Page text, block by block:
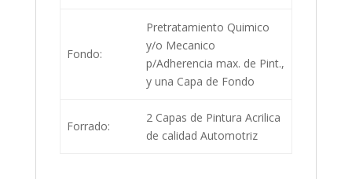
Fondo:
Pretratamiento Quimico
y/o Mecanico
p/Adherencia max. de Pint.,
y una Capa de Fondo
Forrado:
2 Capas de Pintura Acrilica
de calidad Automotriz